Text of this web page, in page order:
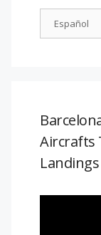
Aircrafts
Landings